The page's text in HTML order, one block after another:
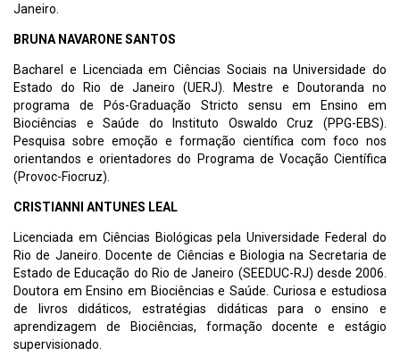
Janeiro.
BRUNA NAVARONE SANTOS
Bacharel e Licenciada em Ciências Sociais na Universidade do
Estado do Rio de Janeiro (UERJ). Mestre e Doutoranda no
programa de Pós-Graduação Stricto sensu em Ensino em
Biociências e Saúde do Instituto Oswaldo Cruz (PPG-EBS).
Pesquisa sobre emoção e formação científica com foco nos
orientandos e orientadores do Programa de Vocação Científica
(Provoc-Fiocruz).
CRISTIANNI ANTUNES LEAL
Licenciada em Ciências Biológicas pela Universidade Federal do
Rio de Janeiro. Docente de Ciências e Biologia na Secretaria de
Estado de Educação do Rio de Janeiro (SEEDUC-RJ) desde 2006.
Doutora em Ensino em Biociências e Saúde. Curiosa e estudiosa
de livros didáticos, estratégias didáticas para o ensino e
aprendizagem de Biociências, formação docente e estágio
supervisionado.